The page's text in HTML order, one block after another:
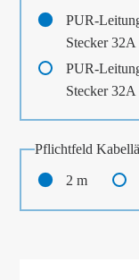
PUR-
Stecker
PUR-
Stecker
Pflichtfeld
2 m